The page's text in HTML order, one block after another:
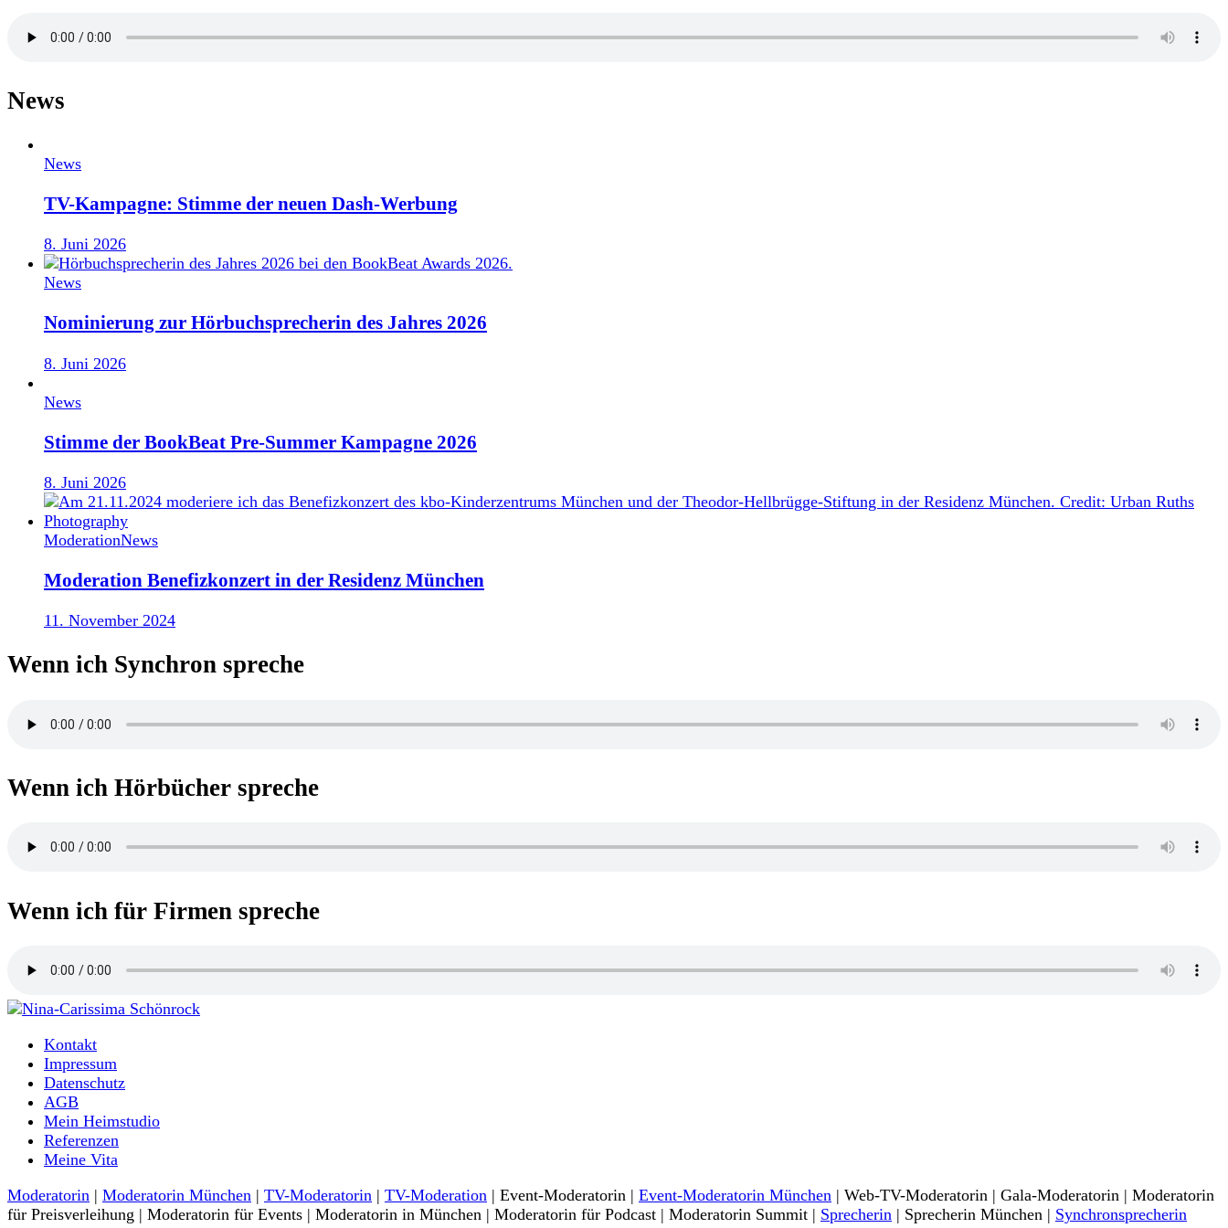
News
News
TV-Kampagne: Stimme der neuen Dash-Werbung
8. Juni 2026
News
Nominierung zur Hörbuchsprecherin des Jahres 2026
8. Juni 2026
News
Stimme der BookBeat Pre-Summer Kampagne 2026
8. Juni 2026
ModerationNews
Moderation Benefizkonzert in der Residenz München
11. November 2024
Wenn ich Synchron spreche
Wenn ich Hörbücher spreche
Wenn ich für Firmen spreche
Nina-Carissima Schönrock
Moderatorin und Sprecherin
Kontakt
Impressum
Datenschutz
AGB
Mein Heimstudio
Referenzen
Meine Vita
Moderatorin | Moderatorin München | TV-Moderatorin | TV-Moderation | Event-Moderatorin | Event-Moderatorin München | Web-TV-Moderatorin | Gala-Moderatorin | Moderatorin
für Preisverleihung | Moderatorin für Events | Moderatorin in München | Moderatorin für Podcast | Moderatorin Summit | Sprecherin | Sprecherin München | Synchronsprecherin